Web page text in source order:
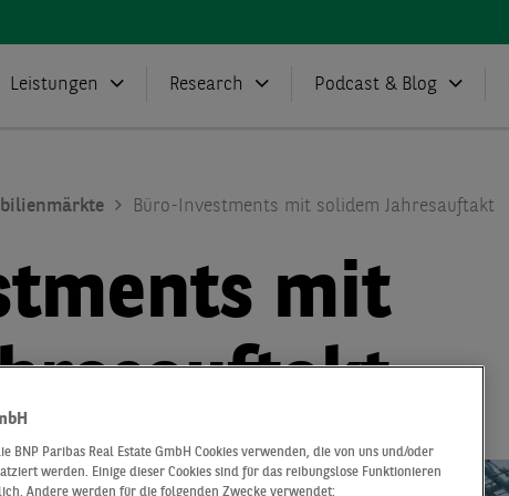
Leistungen Research Podcast & Blog
Büro-Investments mit solidem Jahresauftakt
mit
BNP Paribas Real Estate GmbH Cookies verwenden, die von uns und/oder
werden. Einige dieser Cookies sind für das reibungslose Funktionieren
Andere werden für die folgenden Zwecke verwendet: